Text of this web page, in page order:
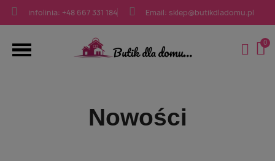
infolinia: +48 667 331 184 Email: sklep@butikdladomu.pl
Nowości